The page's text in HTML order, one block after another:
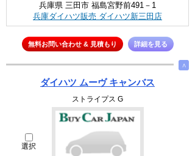
兵庫県 三田市 福島宮野前491－1
兵庫ダイハツ販売 ダイハツ新三田店
無料お問い合わせ & 見積もり 詳細を見る
∧
ダイハツ ムーヴ キャンバス
ストライプス G
選択